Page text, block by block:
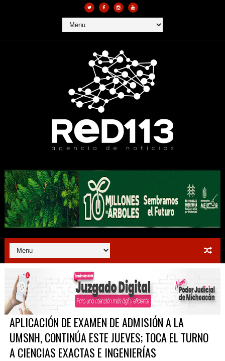
APLICACIÓN DE EXAMEN DE ADMISIÓN A LA
UMSNH, CONTINÚA ESTE JUEVES; TOCA EL TURNO
A CIENCIAS EXACTAS E INGENIERÍAS